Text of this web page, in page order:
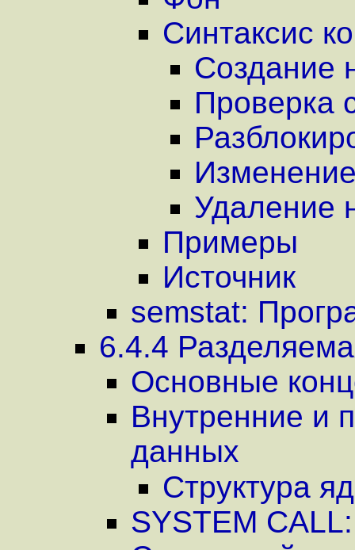
Синтаксис
Создание
Проверка
Удаление
Примеры
Источник
semstat:
6.4.4
Основные
Внутренние и
данных
Структура
SYSTEM